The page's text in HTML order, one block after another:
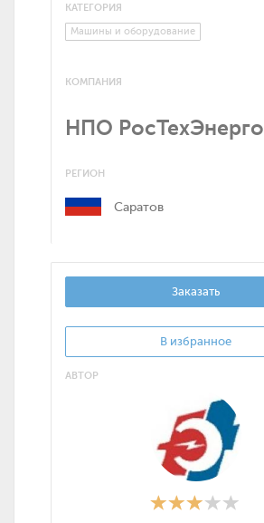
КАТЕГОРИЯ
Машины и оборудование
КОМПАНИЯ
НПО РосТехЭнерго
РЕГИОН
Саратов
Заказать
В избранное
АВТОР